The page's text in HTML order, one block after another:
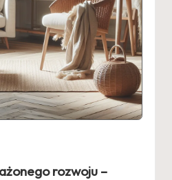
rozwoju –